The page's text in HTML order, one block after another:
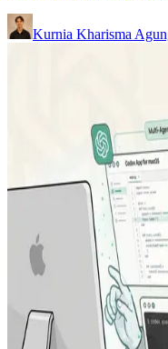
Kurnia Kharisma